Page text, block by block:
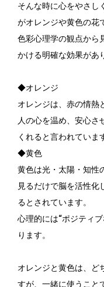
そんな時に心をやさし
がオレンジや黄色の花
色彩心理学の観点から
かける明確な効果があ
◆オレンジ
オレンジは、赤の情熱
人の心を温め、安心さ
くれると言われていま
◆黄色
黄色は光・太陽・知性
見るだけで脳を活性化
るとされています。
心理的には“ポジティ
ります。
オレンジと黄色は、ど
すが、一緒に使うこと